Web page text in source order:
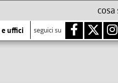
uffici seguici su